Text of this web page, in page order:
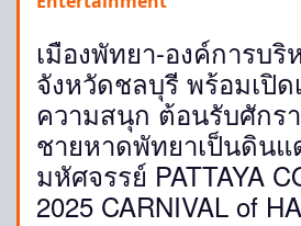
เมืองพัทยา-องค์การบริ
จังหวัดชลบุรี พร้อมเปิ
ความสนุก ต้อนรับศักร
ชายหาดพัทยาเป็นดิน
มหัศจรรย์ PATTAYA
2025 CARNIVAL of